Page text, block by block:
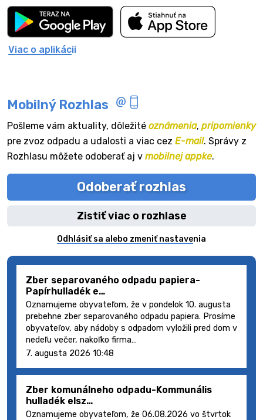
Viac o aplikácii
Mobilný Rozhlas
Pošleme vám aktuality, dôležité oznámenia, pripomienky
pre zvoz odpadu a udalosti a viac cez E-mail. Správy z
Rozhlasu môžete odoberať aj v mobilnej appke.
Odoberať rozhlas
Zistiť viac o rozhlase
Odhlásiť sa alebo zmeniť nastavenia
Zber separovaného odpadu papiera-
Papírhulladék e…
Oznamujeme obyvateľom, že v pondelok 10. augusta
prebehne zber separovaného odpadu papiera. Prosíme
obyvateľov, aby nádoby s odpadom vyložili pred dom v
nedeľu večer, nakoľko firma…
7. augusta 2026 10:48
Zber komunálneho odpadu-Kommunális
hulladék elsz…
Oznamujeme obyvateľom, že 06.08.2026 vo štvrtok